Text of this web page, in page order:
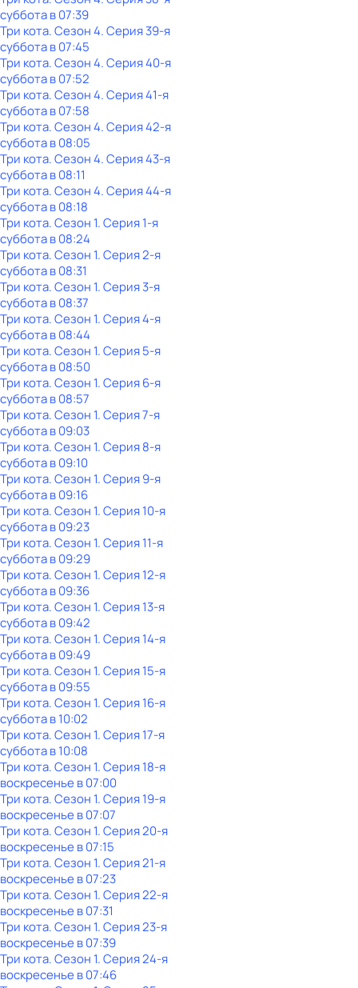
субботав07:39
Три кота. Сезон 4. Серия 39-я
субботав07:45
Три кота. Сезон 4. Серия 40-я
субботав07:52
Три кота. Сезон 4. Серия 41-я
субботав07:58
Три кота. Сезон 4. Серия 42-я
субботав08:05
Три кота. Сезон 4. Серия 43-я
субботав08:11
Три кота. Сезон 4. Серия 44-я
субботав08:18
Три кота. Сезон 1. Серия 1-я
субботав08:24
Три кота. Сезон 1. Серия 2-я
субботав08:31
Три кота. Сезон 1. Серия 3-я
субботав08:37
Три кота. Сезон 1. Серия 4-я
субботав08:44
Три кота. Сезон 1. Серия 5-я
субботав08:50
Три кота. Сезон 1. Серия 6-я
субботав08:57
Три кота. Сезон 1. Серия 7-я
субботав09:03
Три кота. Сезон 1. Серия 8-я
субботав09:10
Три кота. Сезон 1. Серия 9-я
субботав09:16
Три кота. Сезон 1. Серия 10-я
субботав09:23
Три кота. Сезон 1. Серия 11-я
субботав09:29
Три кота. Сезон 1. Серия 12-я
субботав09:36
Три кота. Сезон 1. Серия 13-я
субботав09:42
Три кота. Сезон 1. Серия 14-я
субботав09:49
Три кота. Сезон 1. Серия 15-я
субботав09:55
Три кота. Сезон 1. Серия 16-я
субботав10:02
Три кота. Сезон 1. Серия 17-я
субботав10:08
Три кота. Сезон 1. Серия 18-я
воскресенье в07:00
Три кота. Сезон 1. Серия 19-я
воскресенье в07:07
Три кота. Сезон 1. Серия 20-я
воскресенье в07:15
Три кота. Сезон 1. Серия 21-я
воскресенье в07:23
Три кота. Сезон 1. Серия 22-я
воскресенье в07:31
Три кота. Сезон 1. Серия 23-я
воскресенье в07:39
Три кота. Сезон 1. Серия 24-я
воскресенье в07:46